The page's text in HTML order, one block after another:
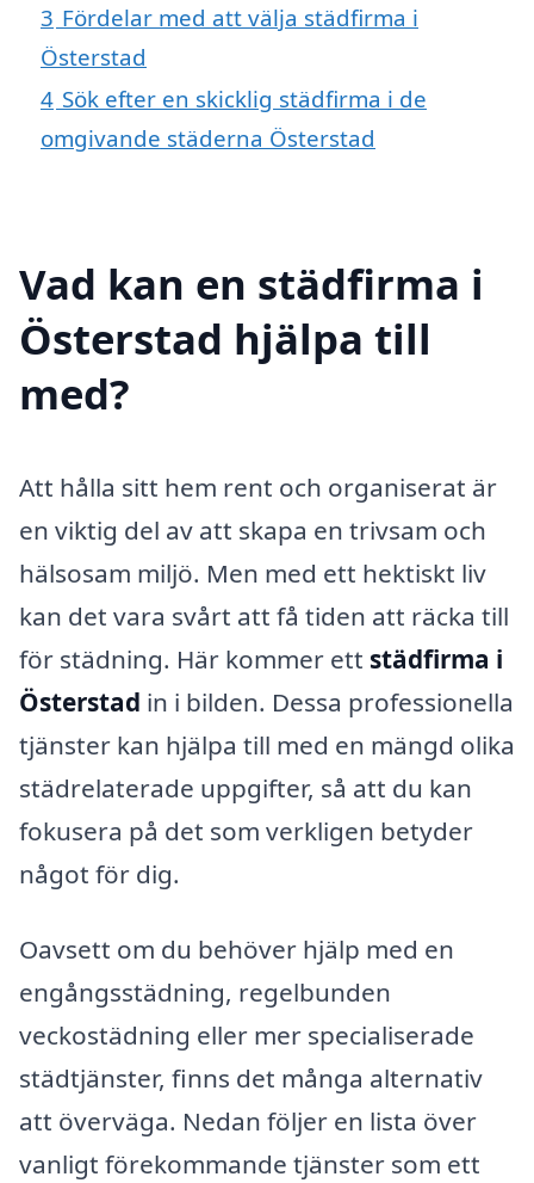
3 Fördelar med att välja städfirma i
Österstad
4 Sök efter en skicklig städfirma i de
omgivande städerna Österstad
Vad kan en städfirma i
Österstad hjälpa till
med?
Att hålla sitt hem rent och organiserat är
en viktig del av att skapa en trivsam och
hälsosam miljö. Men med ett hektiskt liv
kan det vara svårt att få tiden att räcka till
för städning. Här kommer ett städfirma i
Österstad in i bilden. Dessa professionella
tjänster kan hjälpa till med en mängd olika
städrelaterade uppgifter, så att du kan
fokusera på det som verkligen betyder
något för dig.
Oavsett om du behöver hjälp med en
engångsstädning, regelbunden
veckostädning eller mer specialiserade
städtjänster, finns det många alternativ
att överväga. Nedan följer en lista över
vanligt förekommande tjänster som ett